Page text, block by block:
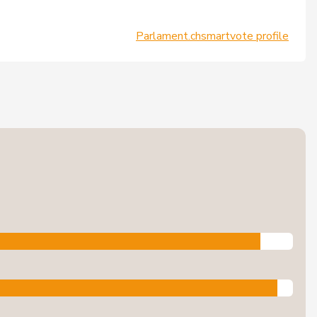
Parlament.chsmartvote profile